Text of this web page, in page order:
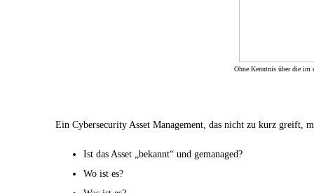
Ohne Kenntnis über die im
Ein Cybersecurity Asset Management, das nicht zu kurz greift,
Ist das Asset „bekannt“ und gemanaged?
Wo ist es?